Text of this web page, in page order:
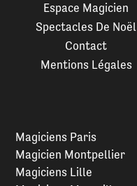
Espace Magicien
Spectacles De Noël
Contact
Mentions Légales
Magiciens Paris
Magicien Montpellier
Magiciens Lille